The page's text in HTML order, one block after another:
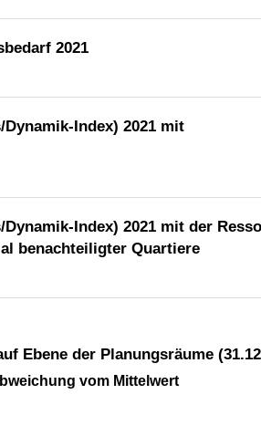
2021
Index) 2021 mit
Index) 2021 mit der
benachteiligter Quartiere
Ebene der Planungsräume
vom Mittelwert